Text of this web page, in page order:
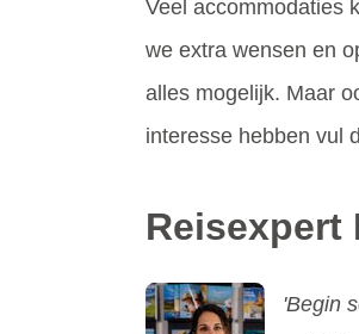
Veel accommodaties
we extra wensen en
alles mogelijk. Maar
interesse hebben vul
Reisexpert
'Begin